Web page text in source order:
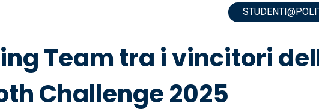
Team tra i vincitori
Challenge 2025